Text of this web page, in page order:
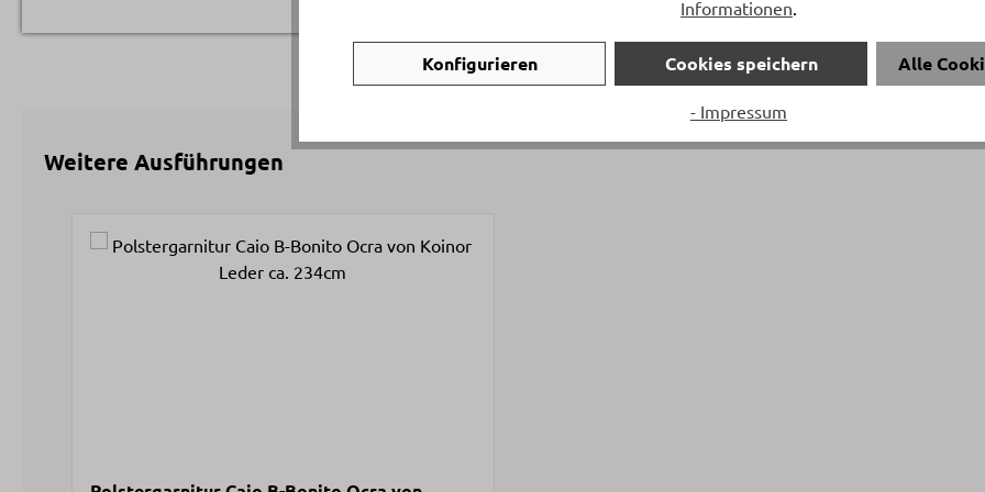
Weitere Ausführungen
Informationen
Konfigurieren Cookies speichern Alle
- Impressum